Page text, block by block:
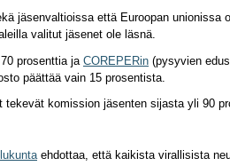
jäsenvaltioissa että Euroopan
valitut jäsenet ole läsnä.
prosenttia ja COREPERin (pysyvien
päättää vain 15 prosentista.
tekevät komission jäsenten sijasta yli 90
ehdottaa, että kaikista virallisista